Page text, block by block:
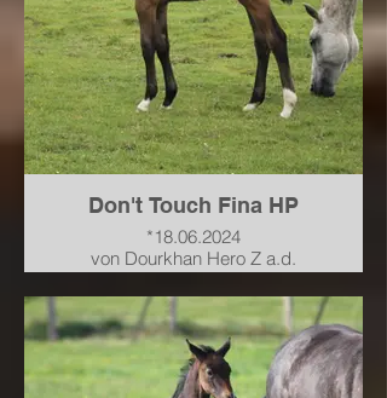
Don't Touch Fina HP
*18.06.2024
von Dourkhan Hero Z a.d.
Staatsprämienstute PHS*
Carafina von Cardento-Graf Top-
For Pleasure
verkauft nach Niedersachsen